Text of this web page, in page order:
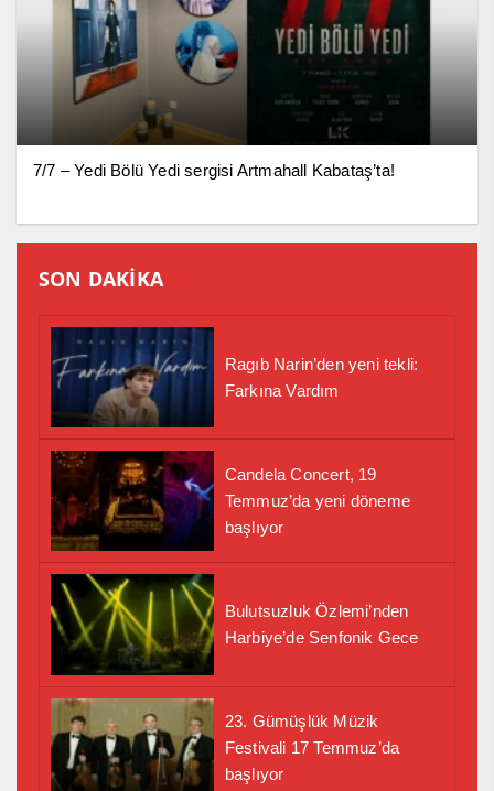
7/7 – Yedi Bölü Yedi sergisi Artmahall Kabataş’ta!
SON DAKİKA
Ragıb Narin’den yeni tekli:
Farkına Vardım
Candela Concert, 19
Temmuz’da yeni döneme
başlıyor
Bulutsuzluk Özlemi’nden
Harbiye’de Senfonik Gece
23. Gümüşlük Müzik
Festivali 17 Temmuz’da
başlıyor